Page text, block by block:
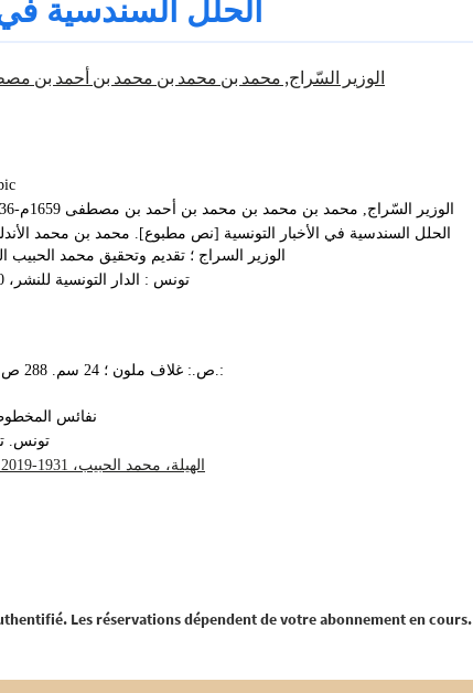
الحلل السندسية في
الوزير السّراج, محمد بن محمد بن محمد بن أحمد بن مصطفى 1659م-
الوزير السّراج, محمد بن محمد بن محمد بن أحمد بن مصطفى 1659م-1736م
الحلل السندسية في الأخبار التونسية [نص مطبوع]. محمد بن محمد
الوزير السراج ؛ تقديم وتحقيق محمد الحبيب
تونس : الدار التونسية للنشر، 1970
288 ص.: غلاف ملون ؛ 24 سم. 288 ص.:
نفائس
تونس.
الهيلة، محمد الحبيب، 1931-2019 070
Les réservations dépendent de votre abonnement en cours.